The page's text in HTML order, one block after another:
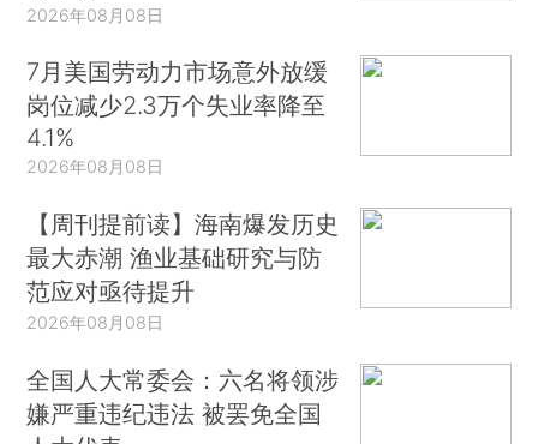
2026年08月08日
7月美国劳动力市场意外放缓
岗位减少2.3万个失业率降至
4.1%
2026年08月08日
【周刊提前读】海南爆发历史
最大赤潮 渔业基础研究与防
范应对亟待提升
2026年08月08日
全国人大常委会：六名将领涉
嫌严重违纪违法 被罢免全国